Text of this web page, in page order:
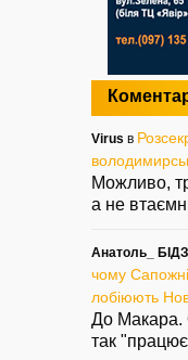
Virus в
Можливо,
а не
Анатоль_
чому
лобіюють
До Макара.
так